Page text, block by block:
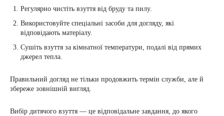
Регулярно чистіть взуття від бруду та пилу.
Використовуйте спеціальні засоби для догляду, які
відповідають матеріалу.
Сушіть взуття за кімнатної температури, подалі від прямих
джерел тепла.
Правильний догляд не тільки продовжить термін служби, але й
збереже зовнішній вигляд.
Вибір дитячого взуття — це відповідальне завдання, до якого